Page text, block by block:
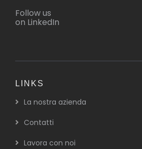
Follow us
on LinkedIn
LINKS
La nostra azienda
Contatti
Lavora con noi